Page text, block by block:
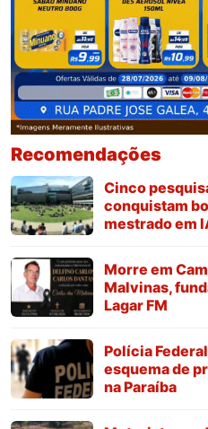
Recomendações
Cinco
conquistam
mestrado em
Morre em
Malvinas,
Lagar FM
Polícia
esquema de
na Paraíba